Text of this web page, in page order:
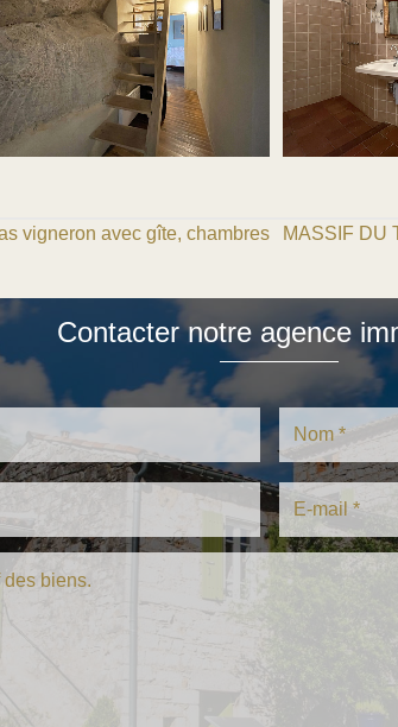
vigneron avec gîte, chambres
MASSIF DU
Contacter notre agence